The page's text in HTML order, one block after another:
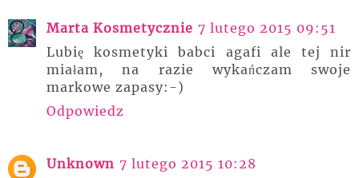
Marta Kosmetycznie 7 lutego 2015 09:51
Lubię kosmetyki babci agafi ale tej nir
miałam, na razie wykańczam swoje
markowe zapasy:-)
Odpowiedz
Unknown 7 lutego 2015 10:28